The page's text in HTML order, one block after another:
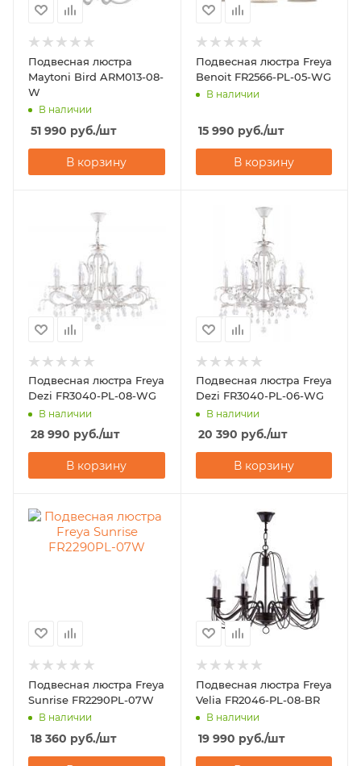
Подвесная люстра
Maytoni Bird ARM013-08-
W
В наличии
51 990 руб./шт
В корзину
Подвесная люстра Freya
Benoit FR2566-PL-05-WG
В наличии
15 990 руб./шт
В корзину
Подвесная люстра Freya
Dezi FR3040-PL-08-WG
В наличии
28 990 руб./шт
В корзину
Подвесная люстра Freya
Dezi FR3040-PL-06-WG
В наличии
20 390 руб./шт
В корзину
Подвесная люстра Freya
Sunrise FR2290PL-07W
В наличии
18 360 руб./шт
Подвесная люстра Freya
Velia FR2046-PL-08-BR
В наличии
19 990 руб./шт